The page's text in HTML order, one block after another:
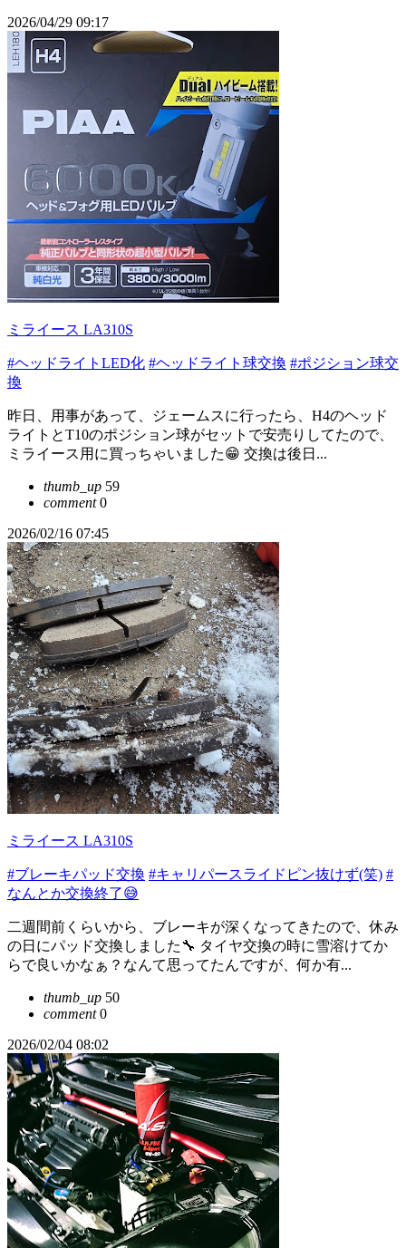
2026/04/29 09:17
ミライース LA310S
#ヘッドライトLED化 #ヘッドライト球交換 #ポジション球交
換
昨日、用事があって、ジェームスに行ったら、H4のヘッド
ライトとT10のポジション球がセットで安売りしてたので、
ミライース用に買っちゃいました😁 交換は後日...
thumb_up 59
comment0
2026/02/16 07:45
ミライース LA310S
#ブレーキパッド交換 #キャリパースライドピン抜けず(笑) #
なんとか交換終了😅
二週間前くらいから、ブレーキが深くなってきたので、休み
の日にパッド交換しました🔧 タイヤ交換の時に雪溶けてか
らで良いかなぁ？なんて思ってたんですが、何か有...
thumb_up 50
comment0
2026/02/04 08:02